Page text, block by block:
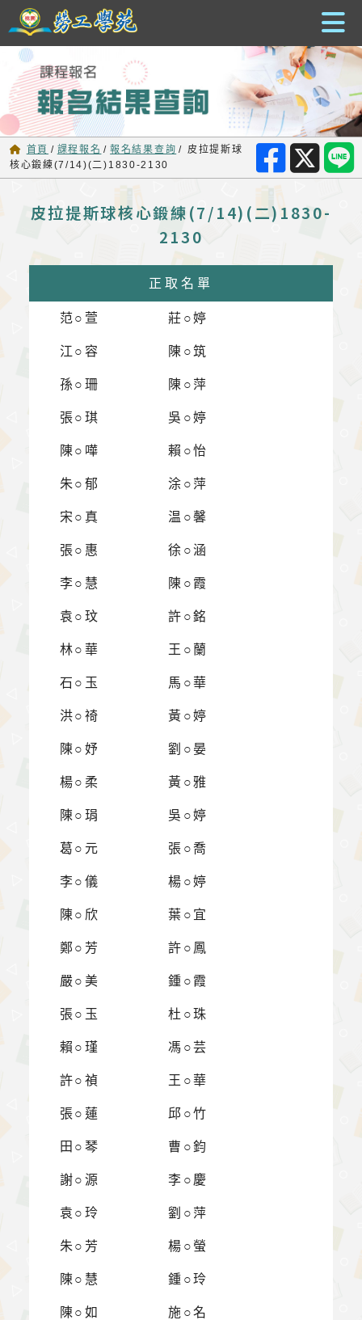
跳到主要內容
首頁 / 課程報名 / 報名結果查詢 / 皮拉提斯球
核心鍛練(7/14)(二)1830-2130
皮拉提斯球核心鍛練(7/14)(二)1830-
2130
正取名單
范○萱 莊○婷
江○容 陳○筑
孫○珊 陳○萍
張○琪 吳○婷
陳○嘩 賴○怡
朱○郁 涂○萍
宋○真 温○馨
張○惠 徐○涵
李○慧 陳○霞
袁○玟 許○銘
林○華 王○蘭
石○玉 馬○華
洪○䄎 黃○婷
陳○妤 劉○晏
楊○柔 黃○雅
陳○琄 吳○婷
葛○元 張○喬
李○儀 楊○婷
陳○欣 葉○宜
鄭○芳 許○鳳
嚴○美 鍾○霞
張○玉 杜○珠
賴○瑾 馮○芸
許○禎 王○華
張○蓮 邱○竹
田○琴 曹○鈞
謝○源 李○慶
袁○玲 劉○萍
朱○芳 楊○螢
陳○慧 鍾○玲
陳○如 施○名